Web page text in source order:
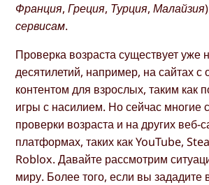
Франция, Греция, Турция,
сервисам.
Проверка возраста существует уже
десятилетий, например, на сайтах с
контентом для взрослых, таким как
игры с насилием. Но сейчас многие
проверки возраста и на других веб-
платформах, таких как YouTube,
Roblox. Давайте рассмотрим
миру. Более того, если вы зададите